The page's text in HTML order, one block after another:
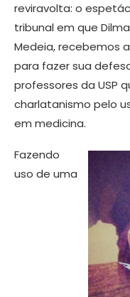
reviravolta: o
tribunal em que
Medeia, recebemos
para fazer sua
professores da USP
charlatanismo pelo
em medicina.
Fazendo
uso de uma